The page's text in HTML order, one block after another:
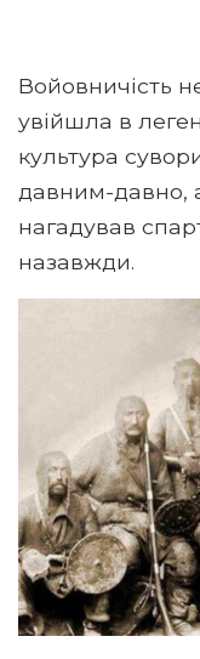
Войовничість
увійшла в
культура
давним-давно,
нагадував
назавжди.